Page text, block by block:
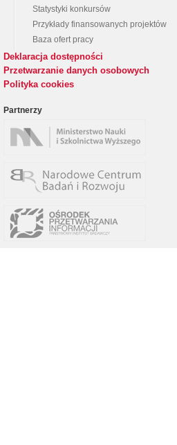
Statystyki konkursów
Przykłady finansowanych projektów
Baza ofert pracy
Deklaracja dostępności
Przetwarzanie danych osobowych
Polityka cookies
Partnerzy